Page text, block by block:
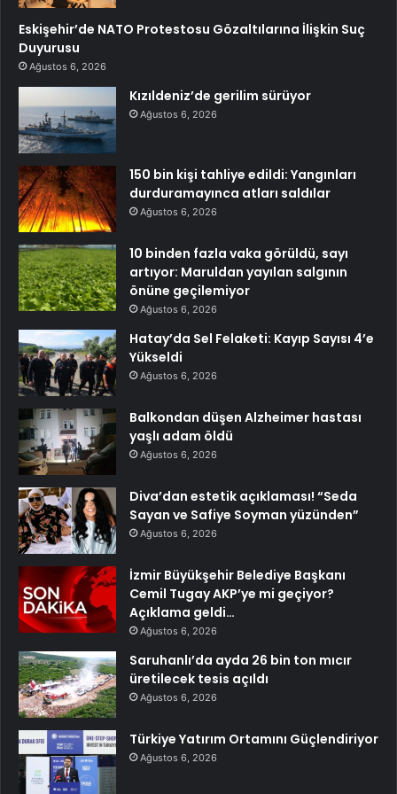
Eskişehir’de NATO Protestosu Gözaltılarına İlişkin Suç
Duyurusu
Ağustos 6, 2026
Kızıldeniz’de gerilim sürüyor
Ağustos 6, 2026
150 bin kişi tahliye edildi: Yangınları
durduramayınca atları saldılar
Ağustos 6, 2026
10 binden fazla vaka görüldü, sayı
artıyor: Maruldan yayılan salgının
önüne geçilemiyor
Ağustos 6, 2026
Hatay’da Sel Felaketi: Kayıp Sayısı 4’e
Yükseldi
Ağustos 6, 2026
Balkondan düşen Alzheimer hastası
yaşlı adam öldü
Ağustos 6, 2026
Diva’dan estetik açıklaması! “Seda
Sayan ve Safiye Soyman yüzünden”
Ağustos 6, 2026
İzmir Büyükşehir Belediye Başkanı
Cemil Tugay AKP’ye mi geçiyor?
Açıklama geldi…
Ağustos 6, 2026
Saruhanlı’da ayda 26 bin ton mıcır
üretilecek tesis açıldı
Ağustos 6, 2026
Türkiye Yatırım Ortamını Güçlendiriyor
Ağustos 6, 2026